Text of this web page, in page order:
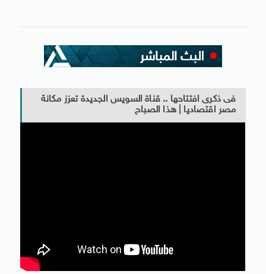
فى ذكرى افتتاحها .. قناة السويس الجديدة تعزز مكانة
مصر اقتصاديا | هذا الصباح